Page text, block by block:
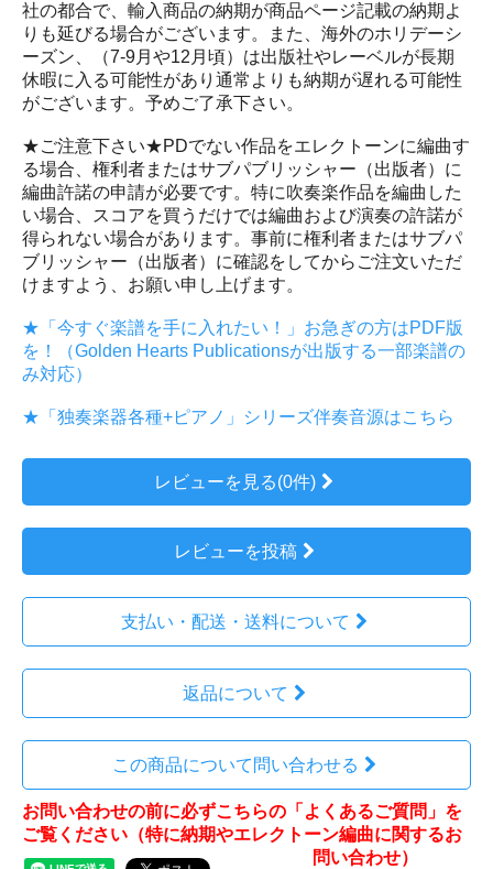
社の都合で、輸入商品の納期が商品ページ記載の納期よ
りも延びる場合がございます。また、海外のホリデーシ
ーズン、（7-9月や12月頃）は出版社やレーベルが長期
休暇に入る可能性があり通常よりも納期が遅れる可能性
がございます。予めご了承下さい。
★ご注意下さい★PDでない作品をエレクトーンに編曲す
る場合、権利者またはサブパブリッシャー（出版者）に
編曲許諾の申請が必要です。特に吹奏楽作品を編曲した
い場合、スコアを買うだけでは編曲および演奏の許諾が
得られない場合があります。事前に権利者またはサブパ
ブリッシャー（出版者）に確認をしてからご注文いただ
けますよう、お願い申し上げます。
★「今すぐ楽譜を手に入れたい！」お急ぎの方はPDF版
を！（Golden Hearts Publicationsが出版する一部楽譜の
み対応）
★「独奏楽器各種+ピアノ」シリーズ伴奏音源はこちら
レビューを見る(0件)
レビューを投稿
支払い・配送・送料について
返品について
この商品について問い合わせる
お問い合わせの前に必ずこちらの「よくあるご質問」を
ご覧ください（特に納期やエレクトーン編曲に関するお
問い合わせ）